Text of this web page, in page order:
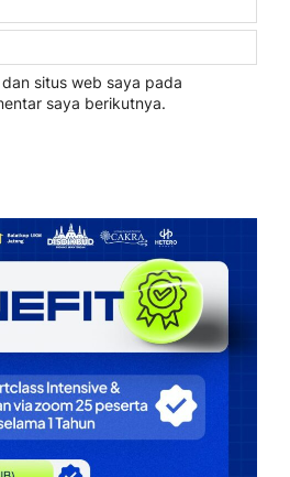
situs web saya pada
saya berikutnya.